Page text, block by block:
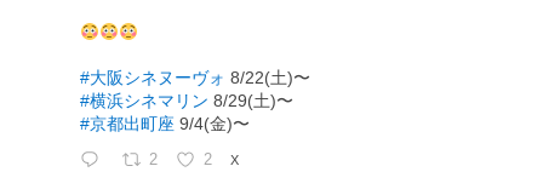
#大阪シネヌーヴォ 8/22(土)〜
#横浜シネマリン 8/29(土)〜
#京都出町座 9/4(金)〜
2 2 X